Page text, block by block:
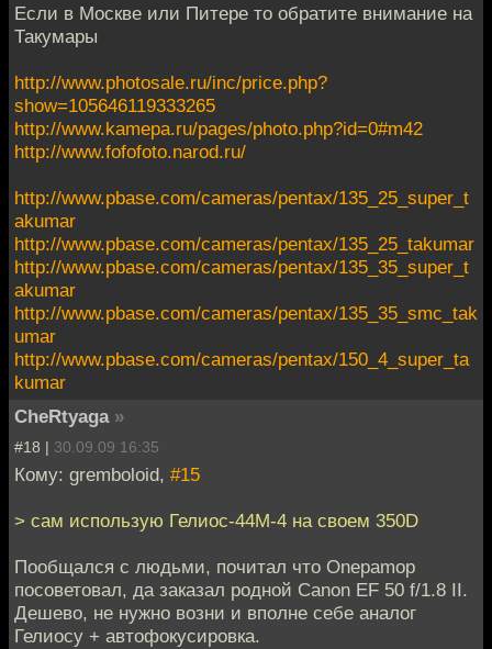
Если в Москве или Питере то обратите внимание на
Такумары
http://www.photosale.ru/inc/price.php?
show=105646119333265
http://www.kamepa.ru/pages/photo.php?id=0#m42
http://www.fofofoto.narod.ru/
http://www.pbase.com/cameras/pentax/135_25_super_t
akumar
http://www.pbase.com/cameras/pentax/135_25_takumar
http://www.pbase.com/cameras/pentax/135_35_super_t
akumar
http://www.pbase.com/cameras/pentax/135_35_smc_tak
umar
http://www.pbase.com/cameras/pentax/150_4_super_ta
kumar
CheRtyaga »
#18 | 30.09.09 16:35
Кому: gremboloid, #15
> сам использую Гелиос-44М-4 на своем 350D
Пообщался с людьми, почитал что Onepamop
посоветовал, да заказал родной Canon EF 50 f/1.8 II.
Дешево, не нужно возни и вполне себе аналог
Гелиосу + автофокусировка.